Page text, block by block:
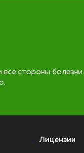
стороны болезни.
Лицензии